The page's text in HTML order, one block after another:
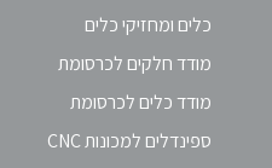
כלים ומחזיקי כלים
מודד חלקים לכרסומת
מודד כלים לכרסומת
ספינדלים למכונות CNC